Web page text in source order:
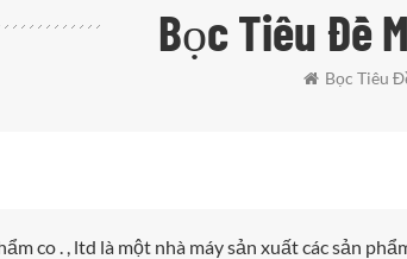
Bọc Tiêu Đề
Bọc Tiêu
co . , ltd là một nhà máy sản xuất các sản